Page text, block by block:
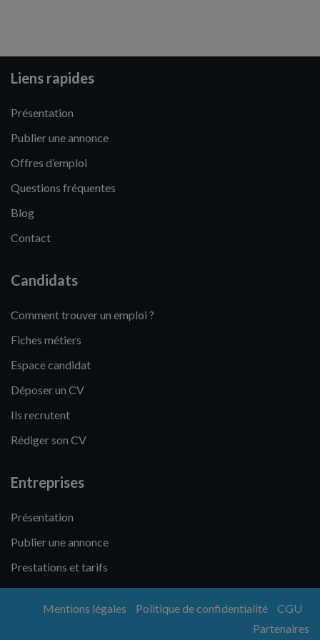
Liens rapides
Présentation
Publier une annonce
Offres d’emploi
Questions fréquentes
Blog
Contact
Candidats
Comment trouver un emploi ?
Fiches métiers
Espace candidat
Déposer un CV
Ils recrutent
Rédiger son CV
Entreprises
Présentation
Publier une annonce
Prestations et tarifs
Mentions légales Politique de confidentialité
CGU
Partenaires